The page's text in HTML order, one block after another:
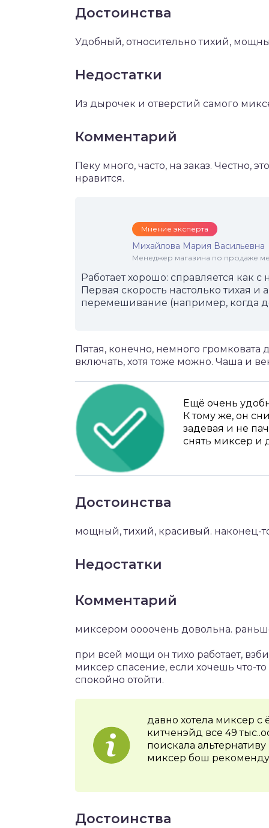
Достоинства
Удобный, относительно тихий,
Недостатки
Из дырочек и отверстий самого
Комментарий
Пеку много, часто, на заказ.
нравится.
Мнение эксперта
Михайлова Мария Васильевна
Менеджер магазина по продаже
Работает хорошо: справляется как
Первая скорость настолько тихая и
перемешивание (например, когда
Пятая, конечно, немного
включать, хотя тоже можно. Чаша и
Ещё очень
К тому же, он
задевая и не
снять миксер и
Достоинства
мощный, тихий, красивый. наконец-
Недостатки
Комментарий
миксером оооочень довольна.
при всей мощи он тихо работает,
миксер спасение, если хочешь что-
спокойно отойти.
давно хотела миксер с
китченэйд все 49
поискала
миксер бош
Достоинства